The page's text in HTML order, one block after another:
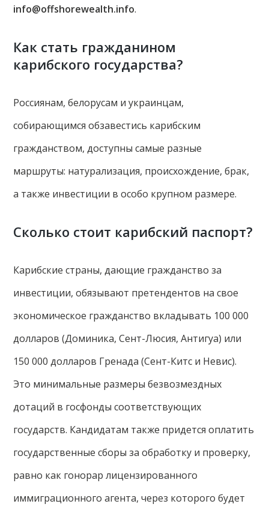
info@offshorewealth.info.
Как стать гражданином
карибского государства?
Россиянам, белорусам и украинцам,
собирающимся обзавестись карибским
гражданством, доступны самые разные
маршруты: натурализация, происхождение, брак,
а также инвестиции в особо крупном размере.
Сколько стоит карибский паспорт?
Карибские страны, дающие гражданство за
инвестиции, обязывают претендентов на свое
экономическое гражданство вкладывать 100 000
долларов (Доминика, Сент-Люсия, Антигуа) или
150 000 долларов Гренада (Сент-Китс и Невис).
Это минимальные размеры безвозмездных
дотаций в госфонды соответствующих
государств. Кандидатам также придется оплатить
государственные сборы за обработку и проверку,
равно как гонорар лицензированного
иммиграционного агента, через которого будет